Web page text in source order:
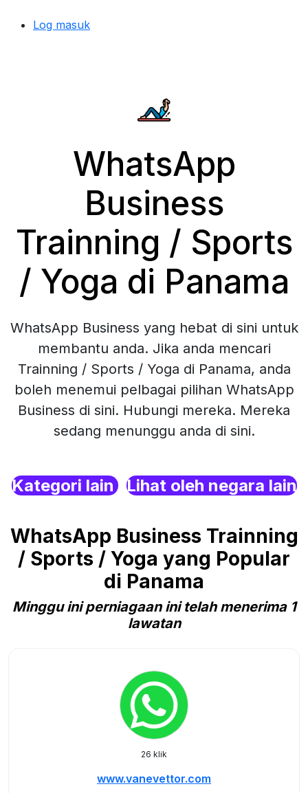
Log masuk
WhatsApp
Business
Trainning / Sports
/ Yoga di Panama
WhatsApp Business yang hebat di sini untuk
membantu anda. Jika anda mencari
Trainning / Sports / Yoga di Panama, anda
boleh menemui pelbagai pilihan WhatsApp
Business di sini. Hubungi mereka. Mereka
sedang menunggu anda di sini.
Kategori lain Lihat oleh negara lain
WhatsApp Business Trainning
/ Sports / Yoga yang Popular
di Panama
Minggu ini perniagaan ini telah menerima 1
lawatan
26 klik
www.vanevettor.com